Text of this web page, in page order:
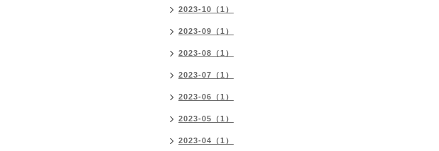
2023-10（1）
2023-09（1）
2023-08（1）
2023-07（1）
2023-06（1）
2023-05（1）
2023-04（1）